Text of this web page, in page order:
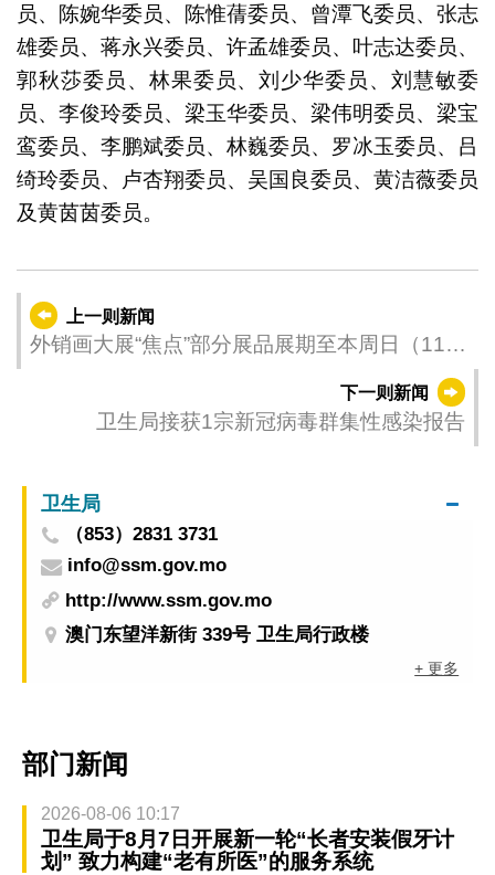
员、陈婉华委员、陈惟蒨委员、曾潭飞委员、张志
雄委员、蒋永兴委员、许孟雄委员、叶志达委员、
郭秋莎委员、林果委员、刘少华委员、刘慧敏委
员、李俊玲委员、梁玉华委员、梁伟明委员、梁宝
鸾委员、李鹏斌委员、林巍委员、罗冰玉委员、吕
绮玲委员、卢杏翔委员、吴国良委员、黄洁薇委员
及黄茵茵委员。
上一则新闻
外销画大展“焦点”部分展品展期至本周日（11
下一则新闻
卫生局接获1宗新冠病毒群集性感染报告
卫生局
（853）2831 3731
info@ssm.gov.mo
http://www.ssm.gov.mo
澳门东望洋新街 339号 卫生局行政楼
+ 更多
部门新闻
2026-08-06 10:17
卫生局于8月7日开展新一轮“长者安装假牙计
划” 致力构建“老有所医”的服务系统